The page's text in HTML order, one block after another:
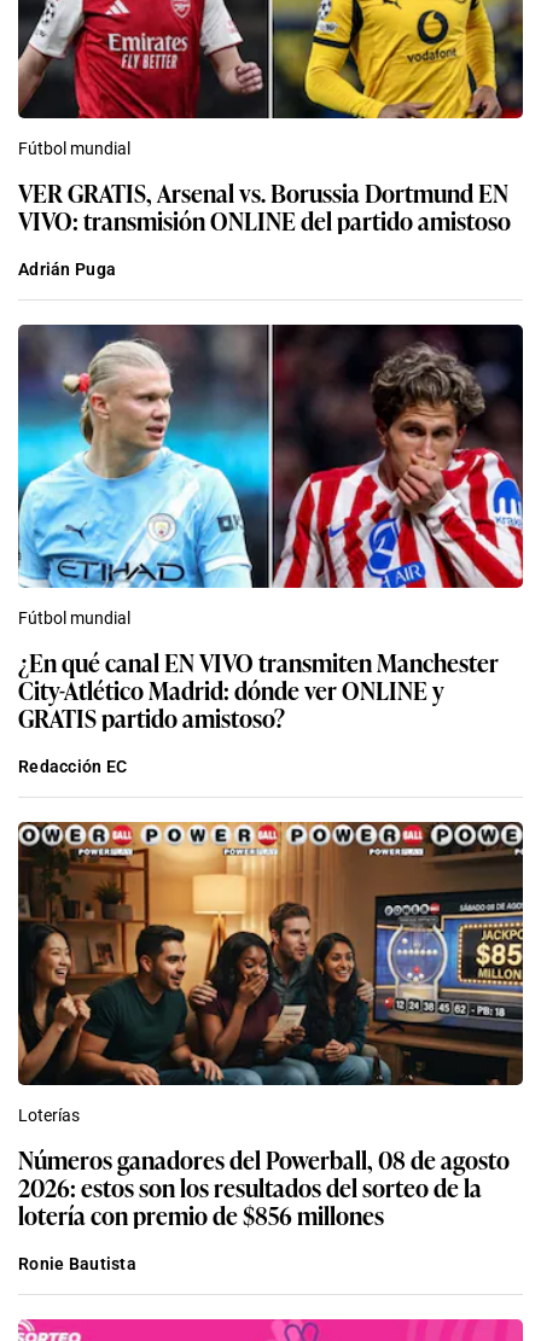
Fútbol mundial
VER GRATIS, Arsenal vs. Borussia Dortmund EN
VIVO: transmisión ONLINE del partido amistoso
Adrián Puga
Fútbol mundial
¿En qué canal EN VIVO transmiten Manchester
City-Atlético Madrid: dónde ver ONLINE y
GRATIS partido amistoso?
Redacción EC
Loterías
Números ganadores del Powerball, 08 de agosto
2026: estos son los resultados del sorteo de la
lotería con premio de $856 millones
Ronie Bautista